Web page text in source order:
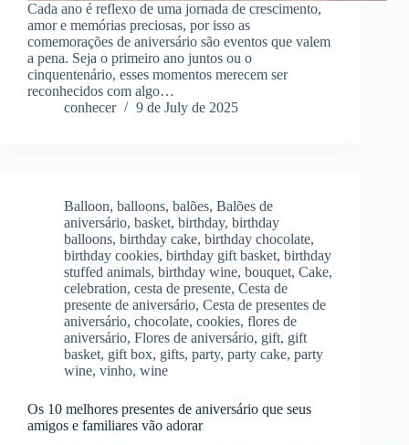
Cada ano é reflexo de uma jornada de crescimento,
amor e memórias preciosas, por isso as
comemorações de aniversário são eventos que valem
a pena. Seja o primeiro ano juntos ou o
cinquentenário, esses momentos merecem ser
reconhecidos com algo…
conhecer
9 de July de 2025
Balloon, balloons, balões, Balões de
aniversário, basket, birthday, birthday
balloons, birthday cake, birthday chocolate,
birthday cookies, birthday gift basket, birthday
stuffed animals, birthday wine, bouquet, Cake,
celebration, cesta de presente, Cesta de
presente de aniversário, Cesta de presentes de
aniversário, chocolate, cookies, flores de
aniversário, Flores de aniversário, gift, gift
basket, gift box, gifts, party, party cake, party
wine, vinho, wine
Os 10 melhores presentes de aniversário que seus
amigos e familiares vão adorar